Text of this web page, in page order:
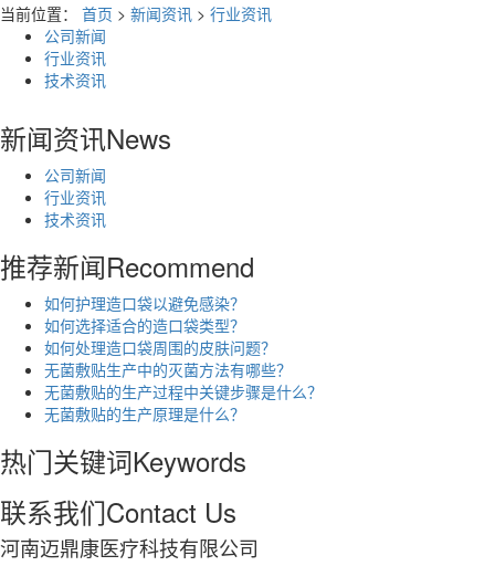
当前位置： 首页 > 新闻资讯 > 行业资讯
公司新闻
行业资讯
技术资讯
新闻资讯News
公司新闻
行业资讯
技术资讯
推荐新闻Recommend
如何护理造口袋以避免感染？
如何选择适合的造口袋类型？
如何处理造口袋周围的皮肤问题？
无菌敷贴生产中的灭菌方法有哪些？
无菌敷贴的生产过程中关键步骤是什么？
无菌敷贴的生产原理是什么？
热门关键词Keywords
联系我们Contact Us
河南迈鼎康医疗科技有限公司